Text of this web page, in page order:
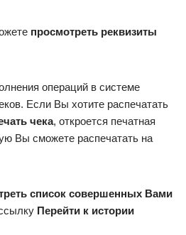
просмотреть реквизиты
операций в системе
Если Вы хотите распечатать
чека, откроется печатная
Вы сможете распечатать на
список совершенных Вами
Перейти к истории